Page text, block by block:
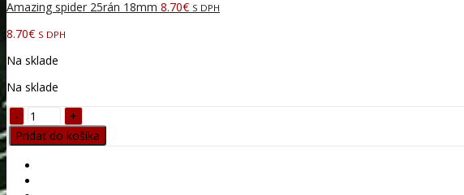
Amazing spider 25rán 18mm 8.70€ S DPH
8.70€ S DPH
Na sklade
Na sklade
Dragon
25rán
18mm
Pridať do košíka